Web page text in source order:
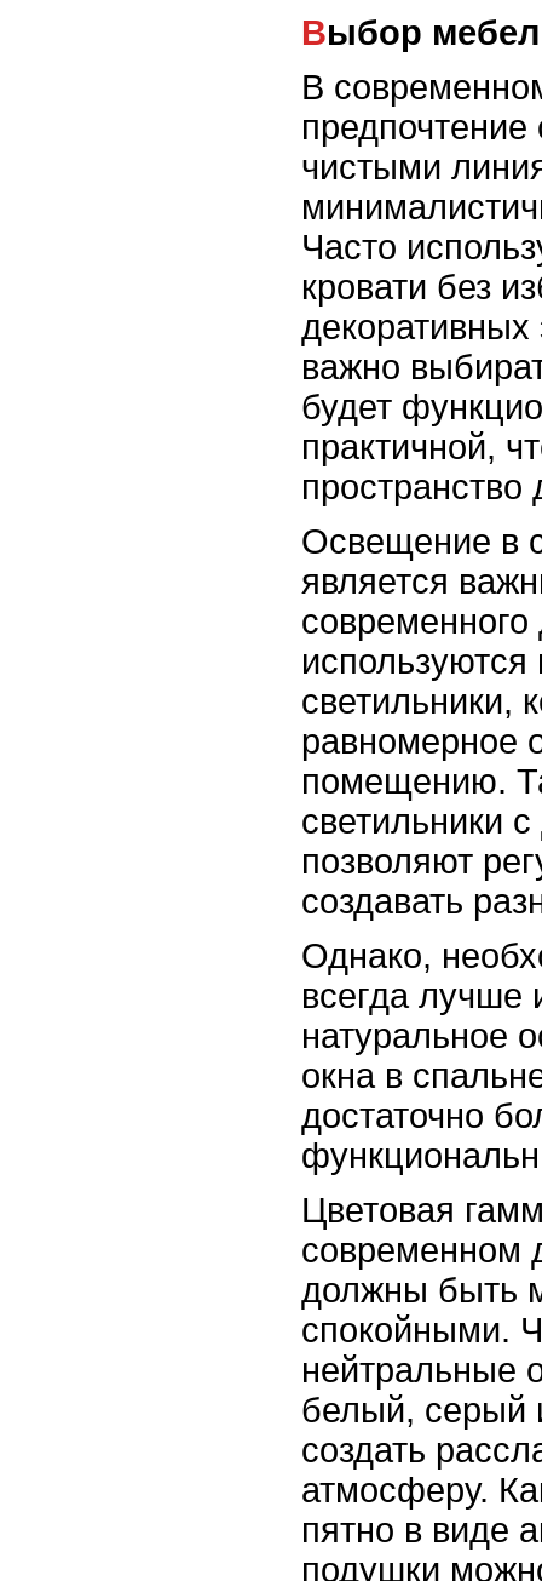
Выбор
В
чистыми
Часто
кровати без
важно
будет
практичной,
Освещение в
является
светильники,
равномерное
помещению.
светильники
позволяют
создавать
Однако,
всегда лучше
натуральное
окна в
достаточно
Цветовая
современном
должны быть
спокойными.
нейтральные
белый, серый
создать
атмосферу.
пятно в виде
подушки